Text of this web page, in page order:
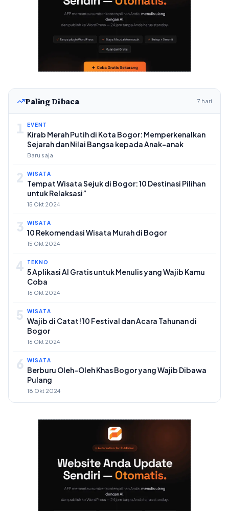
Paling Dibaca 7 hari
1 EVENT
Kirab Merah Putih di Kota Bogor: Memperkenalkan
Sejarah dan Nilai Bangsa kepada Anak-anak
Baru saja
2 WISATA
Tempat Wisata Sejuk di Bogor: 10 Destinasi Pilihan
untuk Relaksasi”
15 Okt 2024
3 WISATA
10 Rekomendasi Wisata Murah di Bogor
15 Okt 2024
4 TEKNO
5 Aplikasi AI Gratis untuk Menulis yang Wajib Kamu
Coba
16 Okt 2024
5 WISATA
Wajib di Catat! 10 Festival dan Acara Tahunan di
Bogor
16 Okt 2024
6 WISATA
Berburu Oleh-Oleh Khas Bogor yang Wajib Dibawa
Pulang
18 Okt 2024